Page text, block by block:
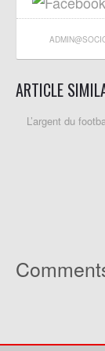
ARTICLE
L’argent du